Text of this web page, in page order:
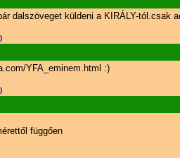
dalszöveget küldeni a KIRÁLY-tól.csak
YFA_eminem.html :)
függően